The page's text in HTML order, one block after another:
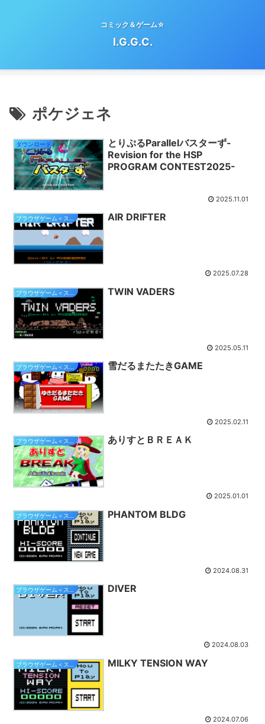
コミック＆ゲーム☆
I.G.G.C.
ポケジェネ
ダウンロード
とりぷるParallelバスターず-
Revision for the HSP
PROGRAM CONTEST2025-
2025.11.01
AIR DRIFTER
2025.07.28
TWIN VADERS
2025.05.11
雪だるまたたきGAME
2025.02.11
ブラウザゲーム＜スマホ対応＞ ありすとＢＲＥＡＫ
2025.01.01
PHANTOM BLDG
2024.08.31
DIVER
2024.08.03
MILKY TENSION WAY
2024.07.06